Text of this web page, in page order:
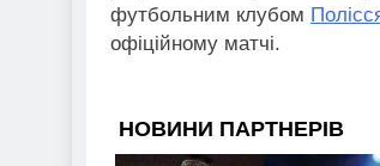
футбольним клубом
офіційному матчі.